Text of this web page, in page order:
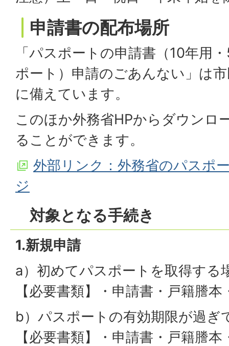
申請書の配布場所
「パスポートの申請書（10年用
ポート）申請のごあんない」は
に備えています。
このほか外務省HPからダウンロ
ることができます。
外部リンク：外務省のパスポ
ジ
対象となる手続き
1.新規申請
a）初めてパスポートを取得する
【必要書類】・申請書・戸籍謄
b）パスポートの有効期限が過ぎ
【必要書類】・申請書・戸籍謄